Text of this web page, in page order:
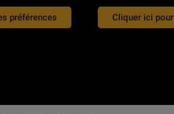
préférences Cliquer ici